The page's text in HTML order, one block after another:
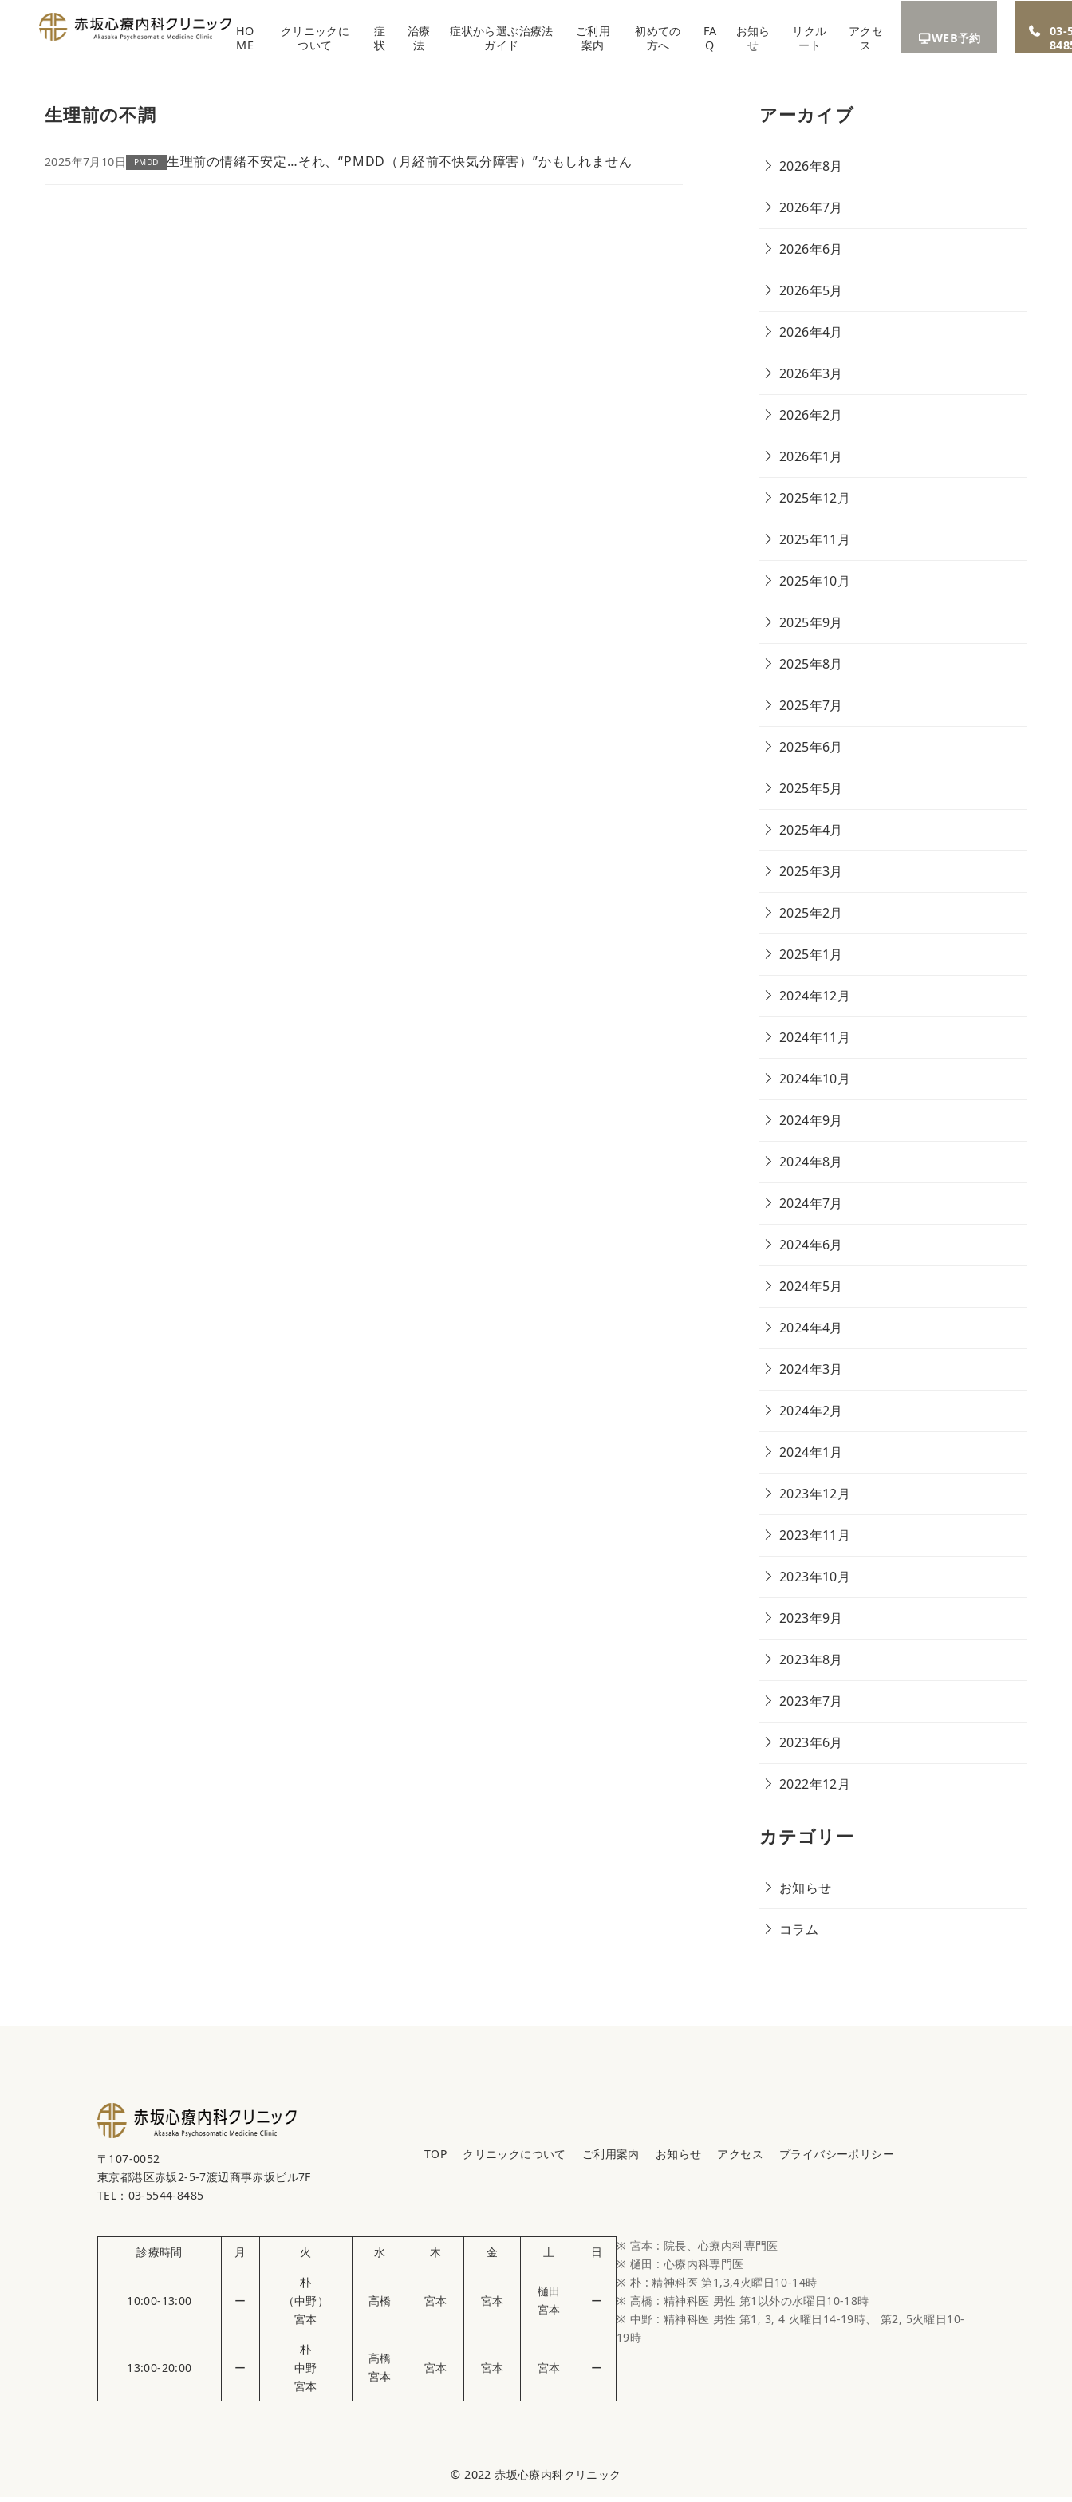
HO
ME
クリニックに
ついて
症
状
治療
法
症状から選ぶ治療法
ガイド
ご利用
案内
初めての
方へ
FA
Q
お知ら
せ
リクル
ート
アクセ
ス
WEB予約
03-
生理前の不調
2025年7月10日 PMDD 生理前の情緒不安定…それ、“PMDD（月経前不快気分障害）”かもしれません
アーカイブ
2026年8月
2026年7月
2026年6月
2026年5月
2026年4月
2026年3月
2026年2月
2026年1月
2025年12月
2025年11月
2025年10月
2025年9月
2025年8月
2025年7月
2025年6月
2025年5月
2025年4月
2025年3月
2025年2月
2025年1月
2024年12月
2024年11月
2024年10月
2024年9月
2024年8月
2024年7月
2024年6月
2024年5月
2024年4月
2024年3月
2024年2月
2024年1月
2023年12月
2023年11月
2023年10月
2023年9月
2023年8月
2023年7月
2023年6月
2022年12月
カテゴリー
お知らせ
コラム
〒107-0052
東京都港区赤坂2-5-7渡辺商事赤坂ビル7F
TEL：03-5544-8485
TOP クリニックについて ご利用案内 お知らせ アクセス プライバシーポリシー
診療時間 月 火 水 木 金 土 日
10:00-13:00 ー
朴
（中野）
宮本
高橋 宮本 宮本
樋田
宮本
ー
13:00-20:00 ー
朴
中野
宮本
高橋
宮本
宮本 宮本 宮本 ー
※ 宮本 : 院長、心療内科専門医
※ 樋田 : 心療内科専門医
※ 朴 : 精神科医 第1,3,4火曜日10-14時
※ 高橋 : 精神科医 男性 第1以外の水曜日10-18時
※ 中野 : 精神科医 男性 第1, 3, 4 火曜日14-19時、 第2, 5火曜日10-
19時
© 2022赤坂心療内科クリニック